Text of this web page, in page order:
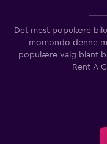
Det mest populære
momondo denne
populære valg blant
Rent-A-